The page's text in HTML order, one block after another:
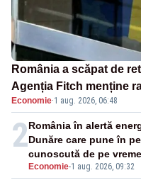
România a scăpat de
Agenția Fitch menține
negativă
Economie·1 aug. 2026, 06:48
2
Economie-1 aug. 2026, 09:32
România în alertă
Dunăre care pune în
cunoscută de pe